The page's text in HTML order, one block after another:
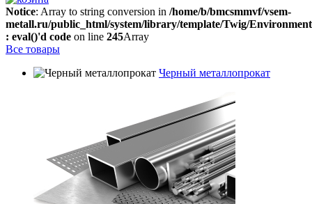
Notice: Array to string conversion in /home/b/bmcsmmvf/vsem-
metall.ru/public_html/system/library/template/Twig/
: eval()'d code on line 245Array
Все товары
Черный металлопрокат